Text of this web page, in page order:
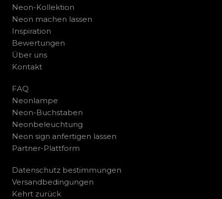
Neon-Kollektion
Neon machen lassen
Inspiration
Bewertungen
Über uns
Kontakt
FAQ
Neonlampe
Neon-Buchstaben
Neonbeleuchtung
Neon sign anfertigen lassen
Partner-Plattform
Datenschutz bestimmungen
Versandbedingungen
Kehrt zurück